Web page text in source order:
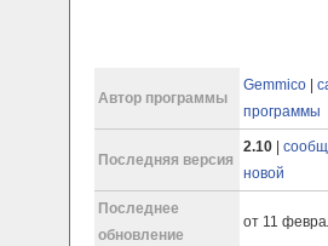
Автор программы
Gemmico
программы
Последняя версия
2.10
новой
Последнее
обновление
от 11